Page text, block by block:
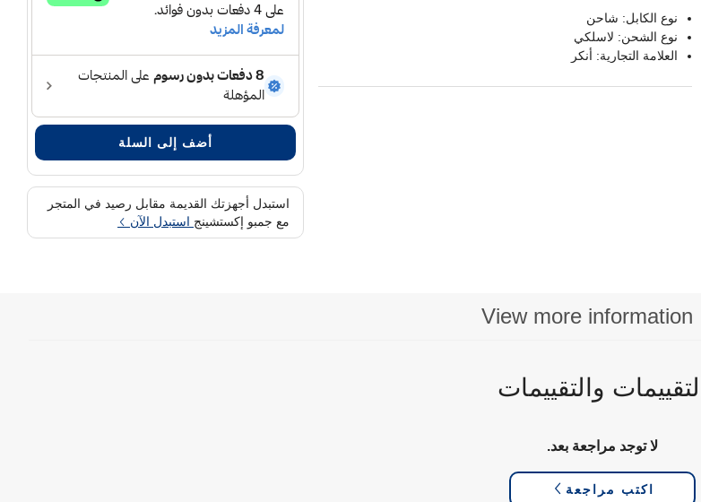
نوع الكابل: شاحن
نوع الشحن: لاسلكي
العلامة التجارية: أنكر
أضف إلى السلة
استبدل أجهزتك القديمة مقابل رصيد في المتجر
مع جمبو إكستشينج استبدل الآن
View more information
التقييمات والتقييمات
لا توجد مراجعة بعد.
اكتب مراجعة